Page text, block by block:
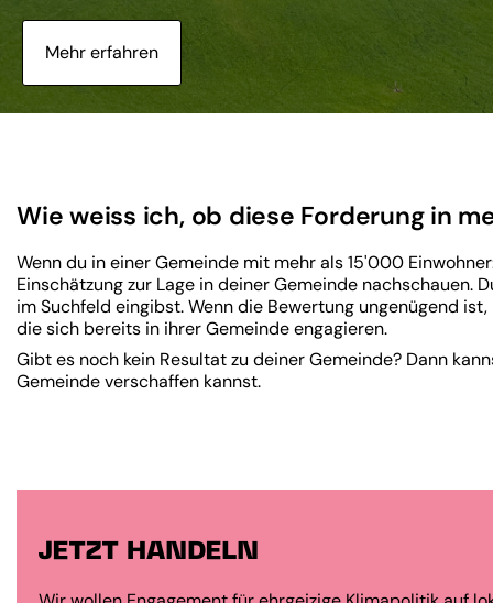
Mehr erfahren
Wie weiss ich, ob diese Forderung in
Wenn du in einer Gemeinde mit mehr als 15'000
Einschätzung zur Lage in deiner Gemeinde nachschauen.
im Suchfeld eingibst. Wenn die Bewertung ungenügend
die sich bereits in ihrer Gemeinde engagieren.
Gibt es noch kein Resultat zu deiner Gemeinde? Dann
Gemeinde verschaffen kannst.
JETZT HANDELN